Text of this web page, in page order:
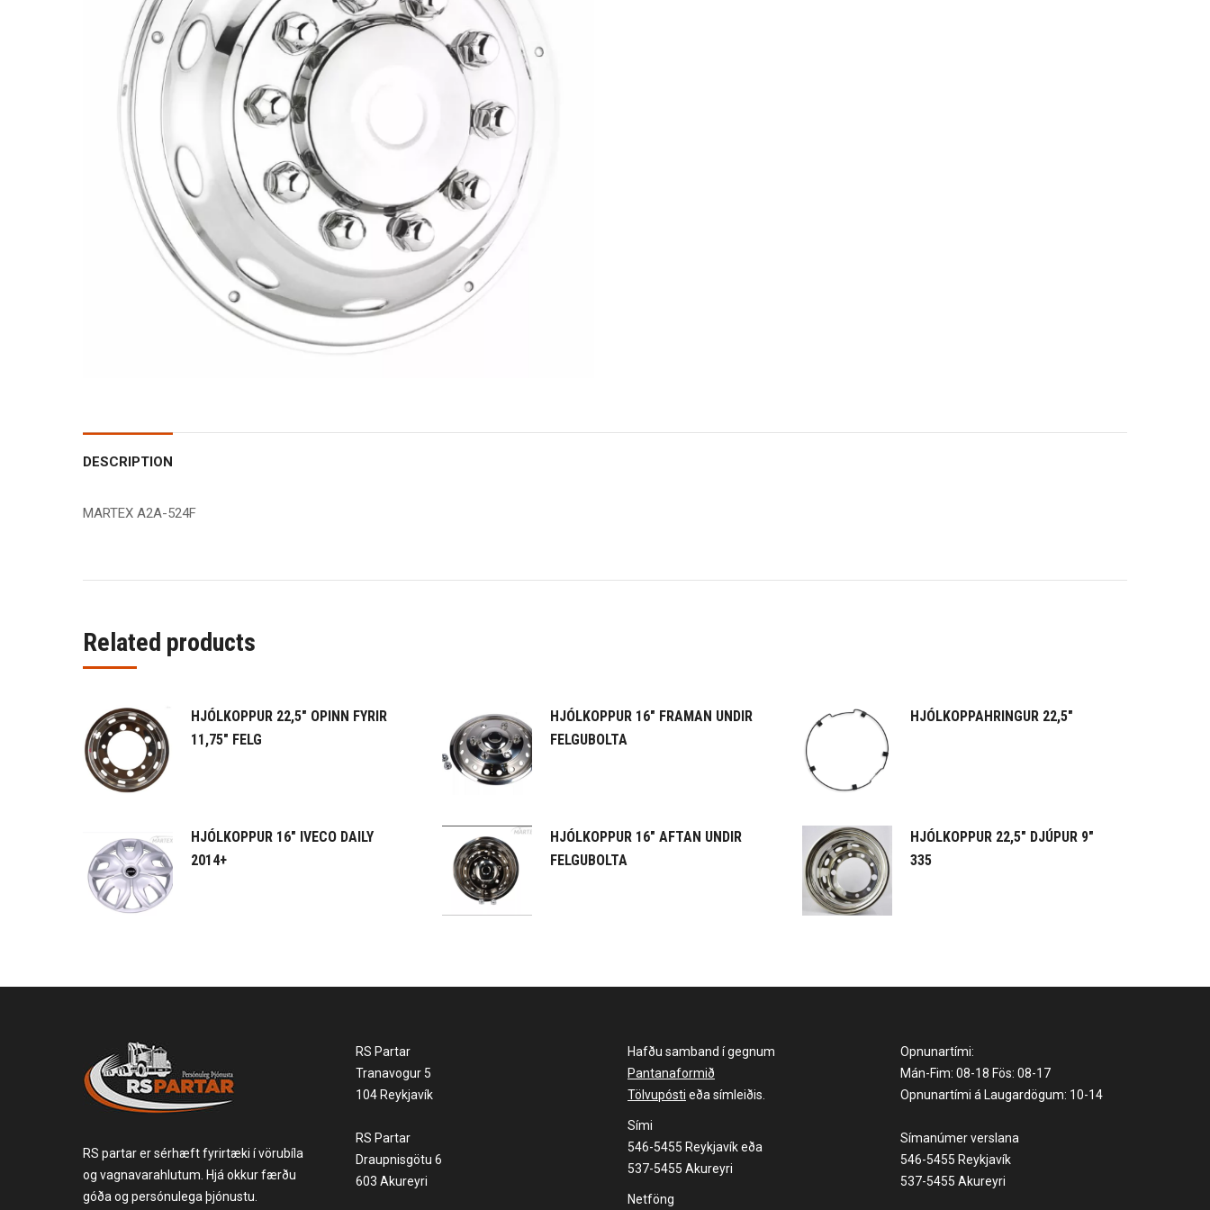
DESCRIPTION
MARTEX A2A-524F
Related products
HJÓLKOPPUR 22,5" OPINN FYRIR
11,75" FELG
HJÓLKOPPUR 16" FRAMAN UNDIR
FELGUBOLTA
HJÓLKOPPAHRINGUR 22,5"
HJÓLKOPPUR 16" IVECO DAILY
2014+
HJÓLKOPPUR 16" AFTAN UNDIR
FELGUBOLTA
HJÓLKOPPUR 22,5" DJÚPUR 9"
335
RS partar er sérhæft fyrirtæki í vörubíla
og vagnavarahlutum. Hjá okkur færðu
góða og persónulega þjónustu.
RS Partar
Tranavogur 5
104 Reykjavík
RS Partar
Draupnisgötu 6
603 Akureyri
Hafðu samband í gegnum
Pantanaformið
Tölvupósti eða símleiðis.
Sími
546-5455 Reykjavík eða
537-5455 Akureyri
Netföng
Opnunartími:
Mán-Fim: 08-18 Fös: 08-17
Opnunartími á Laugardögum: 10-14
Símanúmer verslana
546-5455 Reykjavík
537-5455 Akureyri